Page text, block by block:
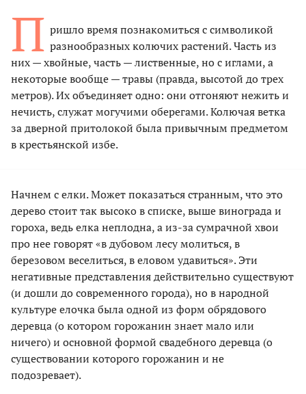
П ришло время познакомиться с символикой
разнообразных колючих растений. Часть из
них — хвойные, часть — лиственные, но с иглами, а
некоторые вообще — травы (правда, высотой до трех
метров). Их объединяет одно: они отгоняют нежить и
нечисть, служат могучими оберегами. Колючая ветка
за дверной притолокой была привычным предметом
в крестьянской избе.
Начнем с елки. Может показаться странным, что это
дерево стоит так высоко в списке, выше винограда и
гороха, ведь елка неплодна, а из-за сумрачной хвои
про нее говорят «в дубовом лесу молиться, в
березовом веселиться, в еловом удавиться». Эти
негативные представления действительно существуют
(и дошли до современного города), но в народной
культуре елочка была одной из форм обрядового
деревца (о котором горожанин знает мало или
ничего) и основной формой свадебного деревца (о
существовании которого горожанин и не
подозревает).